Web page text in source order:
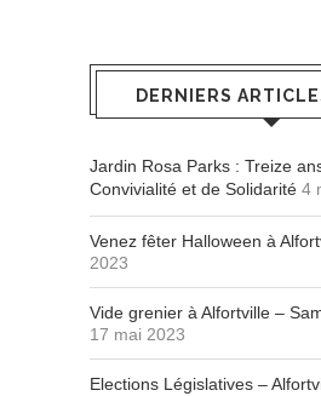
DERNIERS
Jardin Rosa Parks : Treize
Convivialité et de Solidarité 4
Venez fêter Halloween à
2023
Vide grenier à Alfortville –
17 mai 2023
Elections Législatives –